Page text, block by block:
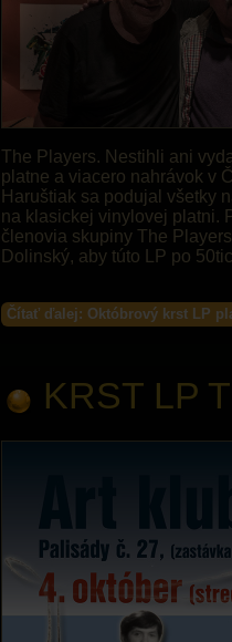
The Players. Nestihli ani
platne a viacero nahrávok v
Haruštiak sa podujal všetky
na klasickej vinylovej platni.
členovia skupiny The
Dolinský, aby túto LP po
Čítať ďalej: Októbrový krst LP
KRST LP